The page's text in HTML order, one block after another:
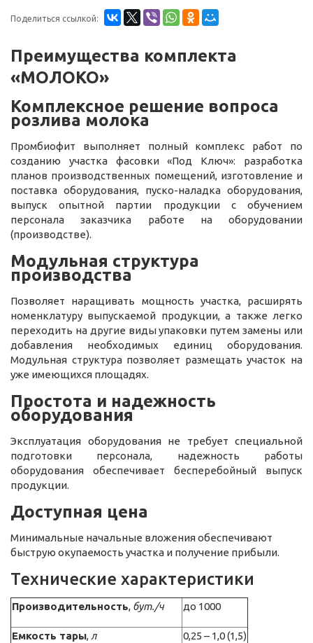
Поделиться ссылкой:
Преимущества комплекта
«МОЛОКО»
Комплексное решение вопроса
розлива молока
Промбиофит выполняет полный комплекс работ по
созданию участка фасовки «Под Ключ»: разработка
планов производственных помещений, изготовление и
поставка оборудования, пуско-наладка оборудования,
выпуск опытной партии продукции с обучением
персонала заказчика работе на оборудовании
(производстве).
Модульная структура
производства
Позволяет наращивать мощность участка, расширять
номенклатуру выпускаемой продукции, а также легко
переходить на другие виды упаковки путем замены или
добавления необходимых единиц оборудования.
Модульная структура позволяет размещать участок на
уже имеющихся площадях.
Простота и надежность
оборудования
Эксплуатация оборудования не требует специальной
подготовки персонала, надежность работы
оборудования обеспечивает бесперебойный выпуск
продукции.
Доступная цена
Минимальные начальные вложения обеспечивают
быструю окупаемость участка и получение прибыли.
Технические характеристики
Производительность, бут./ч до 1000
Емкость тары, л 0,25 – 1,0 (1,5)